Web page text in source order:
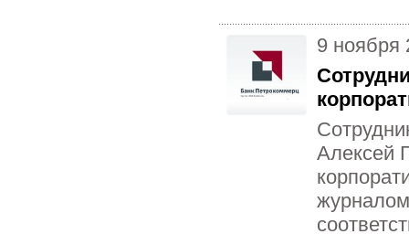
9 ноября
Алексей